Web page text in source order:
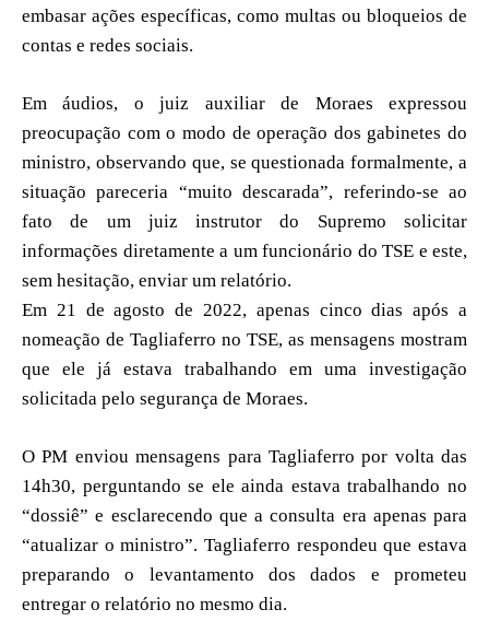
embasar ações específicas, como multas ou bloqueios de
contas e redes sociais.
Em áudios, o juiz auxiliar de Moraes expressou
preocupação com o modo de operação dos gabinetes do
ministro, observando que, se questionada formalmente, a
situação pareceria “muito descarada”, referindo-se ao
fato de um juiz instrutor do Supremo solicitar
informações diretamente a um funcionário do TSE e este,
sem hesitação, enviar um relatório.
Em 21 de agosto de 2022, apenas cinco dias após a
nomeação de Tagliaferro no TSE, as mensagens mostram
que ele já estava trabalhando em uma investigação
solicitada pelo segurança de Moraes.
O PM enviou mensagens para Tagliaferro por volta das
14h30, perguntando se ele ainda estava trabalhando no
“dossiê” e esclarecendo que a consulta era apenas para
“atualizar o ministro”. Tagliaferro respondeu que estava
preparando o levantamento dos dados e prometeu
entregar o relatório no mesmo dia.